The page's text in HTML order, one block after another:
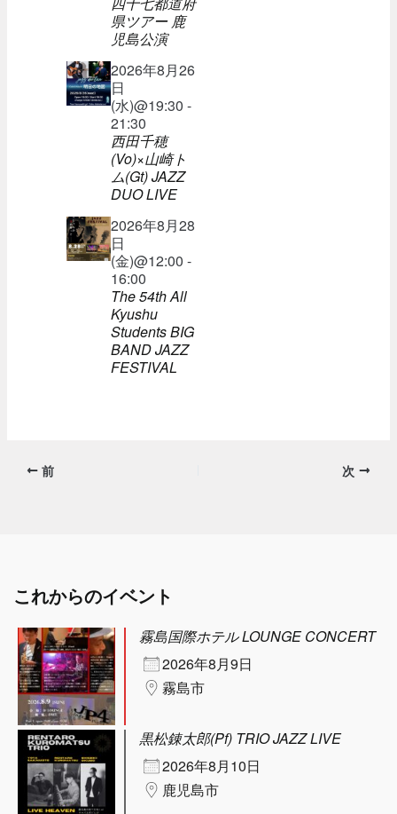
県ツアー 鹿
児島公演
2026年8月26
日
(水)@19:30 -
21:30
西田千穂
(Vo)×山崎ト
ム(Gt) JAZZ
DUO LIVE
2026年8月28
日
(金)@12:00 -
16:00
The 54th All
Kyushu
Students BIG
BAND JAZZ
FESTIVAL
前 次
これからのイベント
霧島国際ホテル LOUNGE CONCERT
2026年8月9日
霧島市
黒松錬太郎(Pf) TRIO JAZZ LIVE
2026年8月10日
鹿児島市